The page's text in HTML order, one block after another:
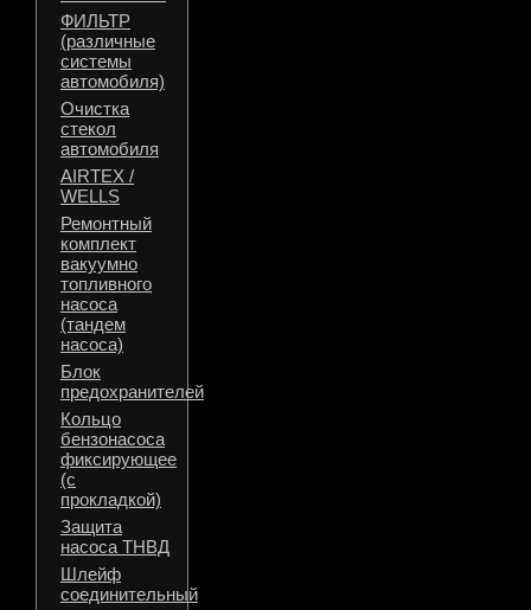
ФИЛЬТР
(различные
системы
автомобиля)
Очистка
стекол
автомобиля
AIRTEX /
WELLS
Ремонтный
комплект
вакуумно
топливного
насоса
(тандем
насоса)
Блок
предохранителей
Кольцо
бензонасоса
фиксирующее
(с
прокладкой)
Защита
насоса ТНВД
Шлейф
соединительный